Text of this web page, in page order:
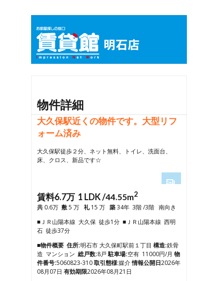
物件詳細
大久保駅近くの物件です。大型リフ
ォーム済み
大久保駅徒歩２分、ネット無料、トイレ、洗面台、
床、クロス、新品です☆
2
3
4
6
7
8
賃料6.7万 1 LDK /44.55m2
共 0.6万 敷5 万 礼15 万 築34年 3階 /3階 南向き
■ＪＲ山陽本線 大久保 徒歩1分 ■ＪＲ山陽本線 西明
石 徒歩37分
■物件概要 住所:明石市 大久保町駅前１丁目 構造:鉄骨
造 マンション 総戸数:8戸駐車場:空有 11000円/月 物
件番号:5060823-310取引態様:媒介情報公開日2026年
08月07日 有効期限2026年08月21日